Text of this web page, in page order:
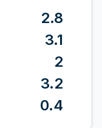
2.8
3.1
2
3.2
0.4